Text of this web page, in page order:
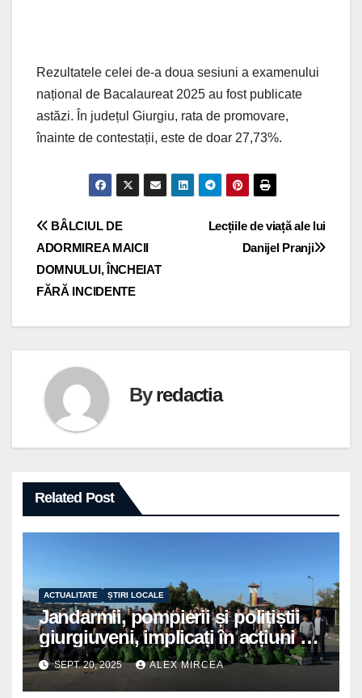
Rezultatele celei de-a doua sesiuni a examenului
național de Bacalaureat 2025 au fost publicate
astăzi. În județul Giurgiu, rata de promovare,
înainte de contestații, este de doar 27,73%.
Navigare
în
articole
Lecțiile de viață ale lui
Danijel Pranji
BÂLCIUL DE
ADORMIREA MAICII
DOMNULUI, ÎNCHEIAT
FĂRĂ INCIDENTE
Byredactia
Related Post
ACTUALITATE ȘTIRI LOCALE
Jandarmii, pompierii și polițiștii
giurgiuveni, implicați în acțiuni de
voluntariat pentru un oraș mai
curat
SEPT. 20, 2025 ALEX MIRCEA